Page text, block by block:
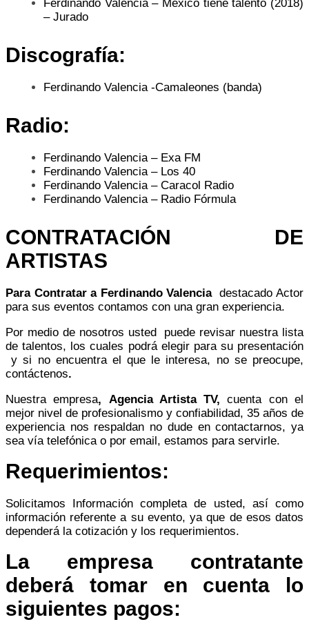
Ferdinando Valencia – México tiene talento (2018)
– Jurado
Discografía:
Ferdinando Valencia -Camaleones (banda)
Radio:
Ferdinando Valencia – Exa FM
Ferdinando Valencia – Los 40
Ferdinando Valencia – Caracol Radio
Ferdinando Valencia – Radio Fórmula
CONTRATACIÓN DE
ARTISTAS
Para Contratar a Ferdinando Valencia destacado Actor
para sus eventos contamos con una gran experiencia.
Por medio de nosotros usted puede revisar nuestra lista
de talentos, los cuales podrá elegir para su presentación
y si no encuentra el que le interesa, no se preocupe,
contáctenos.
Nuestra empresa, Agencia Artista TV,cuenta con el
mejor nivel de profesionalismo y confiabilidad, 35 años de
experiencia nos respaldan no dude en contactarnos, ya
sea vía telefónica o por email, estamos para servirle.
Requerimientos:
Solicitamos Información completa de usted, así como
información referente a su evento, ya que de esos datos
dependerá la cotización y los requerimientos.
La empresa contratante
deberá tomar en cuenta lo
siguientes pagos: